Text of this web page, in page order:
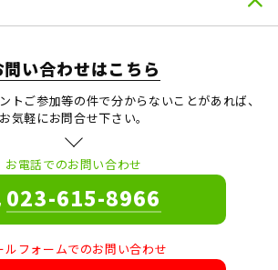
問い合わせはこちら
トご参加等の件で分からないことがあれば、
お気軽にお問合せ下さい。
お電話でのお問い合わせ
023-615-8966
ルフォームでのお問い合わせ